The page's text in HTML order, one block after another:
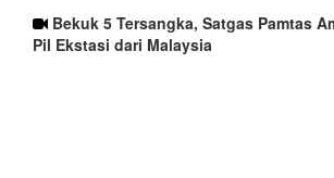
Bekuk 5 Tersangka, Satgas Pamtas
Pil Ekstasi dari Malaysia